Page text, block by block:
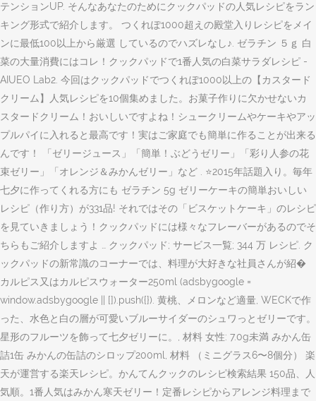
テンションUP. そんなあなたのためにクックパッドの人気レシピをラン
キング形式で紹介します。 つくれぽ1000超えの殿堂入りレシピをメイ
ンに最低100以上から厳選 しているのでハズレなし♪. ゼラチン ５ｇ 白
菜の大量消費にはコレ！クックパッドで1番人気の白菜サラダレシピ -
AIUEO Lab2. 今回はクックパッドでつくれぽ1000以上の【カスタード
クリーム】人気レシピを10個集めました。お菓子作りに欠かせないカ
スタードクリーム！おいしいですよね！シュークリームやケーキやアッ
プルパイに入れると最高です！実はご家庭でも簡単に作ることが出来る
んです！ 「ゼリージュース」「簡単！ぶどうゼリー」「彩り人参の花
束ゼリー」「オレンジ＆みかんゼリー」など . ⭐️2015年話題入り。毎年
七夕に作ってくれる方にも ゼラチン 5g ゼリーケーキの簡単おいしい
レシピ（作り方）が331品! それではその「ビスケットケーキ」のレシピ
を見ていきましょう！クックパッドには様々なフレーバーがあるのでそ
ちらもご紹介しますよ … クックパッド; サービス一覧; 344 万 レシピ. ク
ックパッドの新常識のコーナーでは、料理が大好きな社員さんが紹�
カルピス又はカルピスウォーター250ml (adsbygoogle =
window.adsbygoogle || []).push({}). 黄桃、メロンなど適量, WECKで作
った、水色と白の層が可愛いブルーサイダーのシュワっとゼリーです。
星形のフルーツを飾って七夕ゼリーに。, 材料 女性: 7.0g未満 みかん缶
詰1缶 みかんの缶詰のシロップ200ml, 材料 （ミニグラス6〜8個分） 楽
天が運営する楽天レシピ。かんてんクックのレシピ検索結果 150品、人
気順。1番人気はみかん寒天ゼリー！定番レシピからアレンジ料理まで